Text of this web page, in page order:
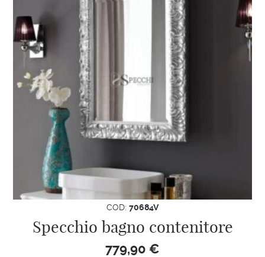
COD: 70684V
Specchio bagno contenitore
779,90 €